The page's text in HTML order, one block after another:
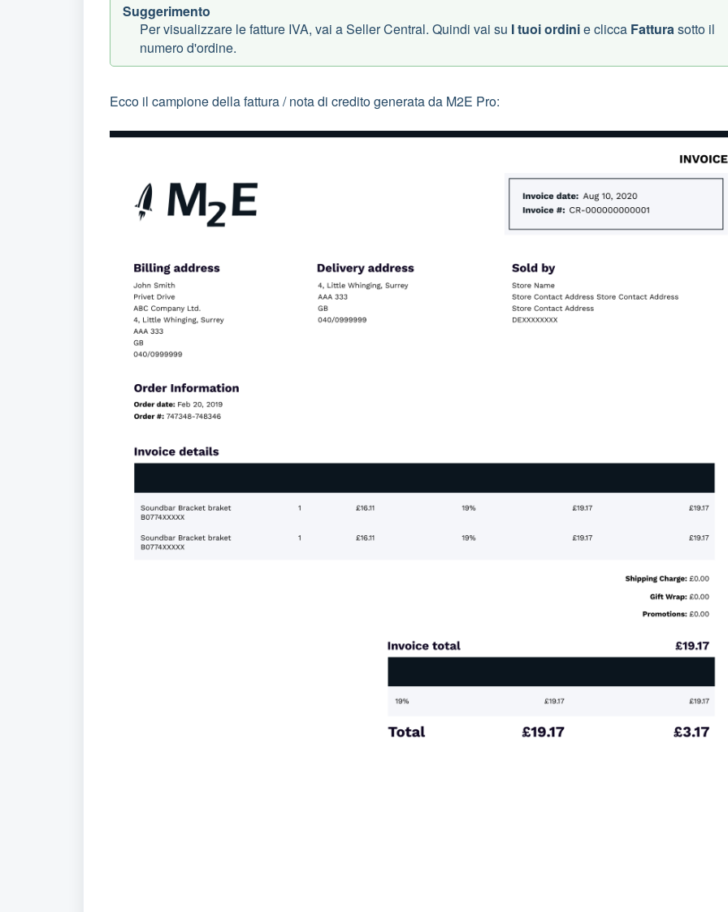
Suggerimento
Per visualizzare le fatture IVA, vai a Seller Central. Quindi vai su I tuoi ordinie clicca Fattura sotto il
numero d'ordine.
Ecco il campione della fattura / nota di credito generata da M2E Pro: